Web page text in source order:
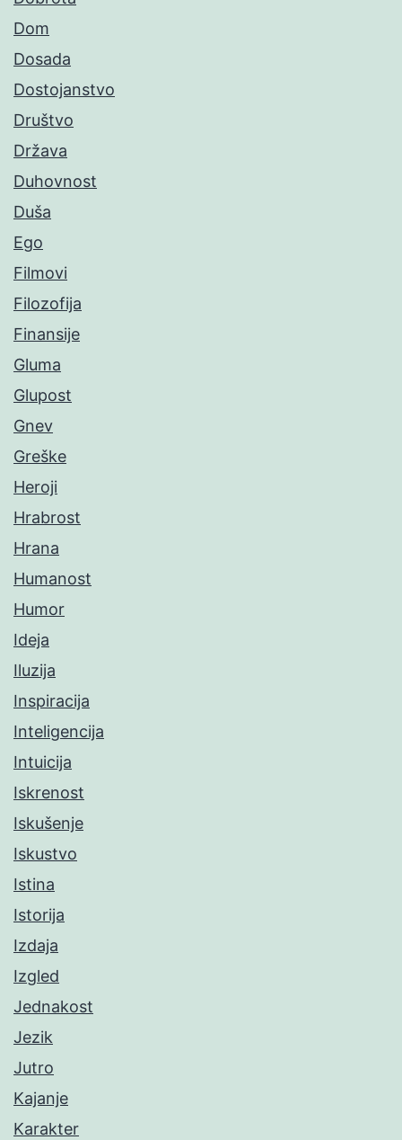
Dom
Dosada
Dostojanstvo
Društvo
Država
Duhovnost
Duša
Ego
Filmovi
Filozofija
Finansije
Gluma
Glupost
Gnev
Greške
Heroji
Hrabrost
Hrana
Humanost
Humor
Ideja
Iluzija
Inspiracija
Inteligencija
Intuicija
Iskrenost
Iskušenje
Iskustvo
Istina
Istorija
Izdaja
Izgled
Jednakost
Jezik
Jutro
Kajanje
Karakter